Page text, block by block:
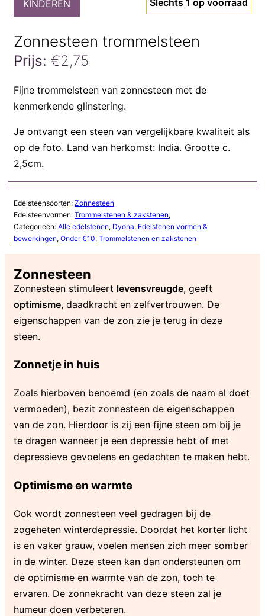
KINDEREN Slechts 1 op voorraad
Zonnesteen trommelsteen
Prijs: €2,75
trommelsteen
aantal
Fijne trommelsteen van zonnesteen met de
kenmerkende glinstering.
Je ontvangt een steen van vergelijkbare kwaliteit als
op de foto. Land van herkomst: India. Grootte c.
2,5cm.
Edelsteensoorten: Zonnesteen
Edelsteenvormen: Trommelstenen & zakstenen,
Categorieën: Alle edelstenen, Dyona, Edelstenen vormen &
bewerkingen, Onder €10, Trommelstenen en zakstenen
Zonnesteen
Zonnesteen stimuleert levensvreugde, geeft
optimisme, daadkracht en zelfvertrouwen. De
eigenschappen van de zon zie je terug in deze
steen.
Zonnetje in huis
Zoals hierboven benoemd (en zoals de naam al doet
vermoeden), bezit zonnesteen de eigenschappen
van de zon. Hierdoor is zij een fijne steen om bij je
te dragen wanneer je een depressie hebt of met
depressieve gevoelens en gedachten te maken hebt.
Optimisme en warmte
Ook wordt zonnesteen veel gedragen bij de
zogeheten winterdepressie. Doordat het korter licht
is en vaker grauw, voelen mensen zich meer somber
in de winter. Deze steen kan dan ondersteunen om
de optimisme en warmte van de zon, toch te
ervaren. De zonnekracht van deze steen zal je
humeur doen verbeteren.